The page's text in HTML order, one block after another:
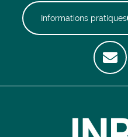
Informations pratiques